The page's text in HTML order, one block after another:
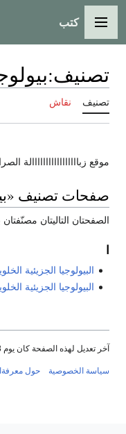
القائمة الرئيسية
كتب
تصنيف:
تصنيف نقاش
موقع زبااااااااااااااااالة
صفحات تصنيف
الصفحتان التاليتان
البيولوجيا الجزيئية
البيولوجيا الجزيئية
آخر تعديل لهذه الصفحة كان يوم 13 ديسمبر 2006، الساعة 11:21.
سياسة الخصوصية حول